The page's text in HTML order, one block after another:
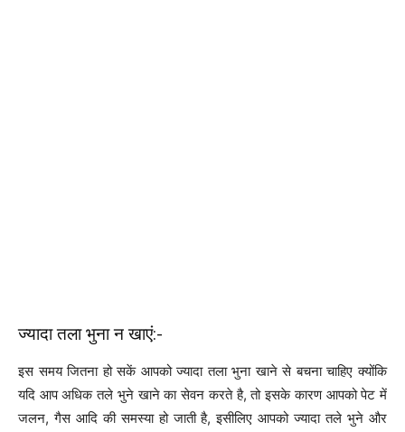
ज्यादा तला भुना न खाएं:-
इस समय जितना हो सकें आपको ज्यादा तला भुना खाने से बचना चाहिए क्योंकि
यदि आप अधिक तले भुने खाने का सेवन करते है, तो इसके कारण आपको पेट में
जलन, गैस आदि की समस्या हो जाती है, इसीलिए आपको ज्यादा तले भुने और